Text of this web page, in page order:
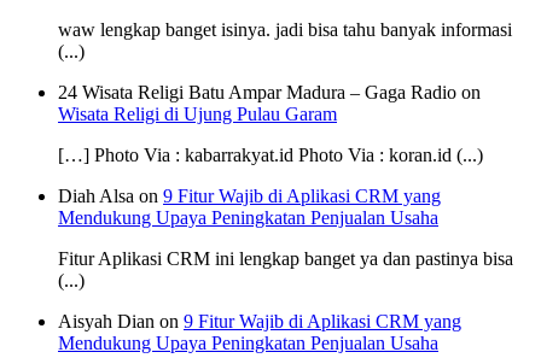
waw lengkap banget isinya. jadi bisa tahu banyak informasi
(...)
24 Wisata Religi Batu Ampar Madura – Gaga Radio on
Wisata Religi di Ujung Pulau Garam
[…] Photo Via : kabarrakyat.id Photo Via : koran.id (...)
Diah Alsa on 9 Fitur Wajib di Aplikasi CRM yang
Mendukung Upaya Peningkatan Penjualan Usaha
Fitur Aplikasi CRM ini lengkap banget ya dan pastinya bisa
(...)
Aisyah Dian on 9 Fitur Wajib di Aplikasi CRM yang
Mendukung Upaya Peningkatan Penjualan Usaha